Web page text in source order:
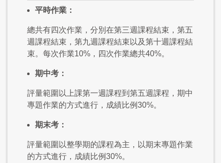
平時作業：
總共有四次作業，分別在第三週課程結束，第五
週課程結束，第九週課程結束以及第十週課程結
束。每次作業10%，四次作業總共40%。
期中考：
評量範圍以上課第一週課程到第五週課程，期中
專題作業的方式進行，成績比例30%。
期末考：
評量範圍以整學期的課程為主，以期末專題作業
的方式進行，成績比例30%。